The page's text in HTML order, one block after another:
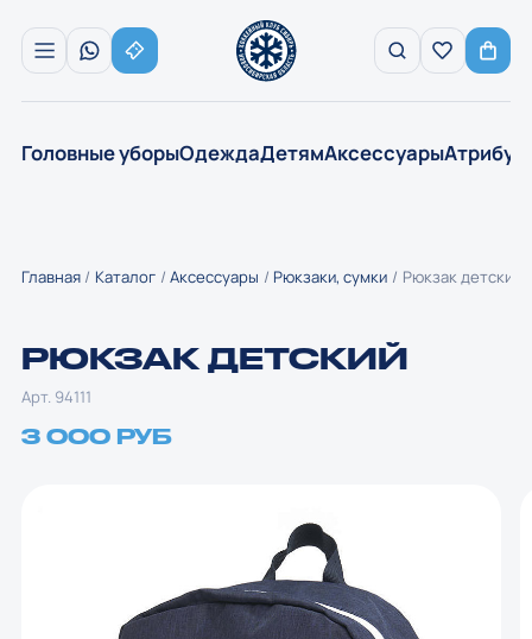
Головные уборыОдеждаДетямАксессуары
Главная Каталог Аксессуары Рюкзаки, сумки Рюкзак детский
РЮКЗАК ДЕТСКИЙ
Арт. 94111
3 000 РУБ